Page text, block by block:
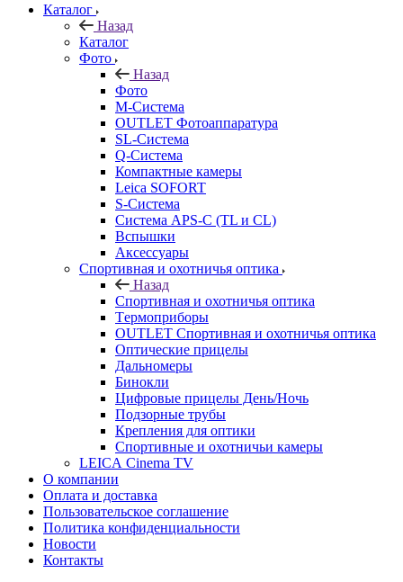
Каталог
Назад
Каталог
Фото
Назад
Фото
M-Система
OUTLET Фотоаппаратура
SL-Система
Q-Cистема
Компактные камеры
Leica SOFORT
S-Система
Система APS-C (TL и CL)
Вспышки
Аксессуары
Спортивная и охотничья оптика
Назад
Спортивная и охотничья оптика
Tермоприборы
OUTLET Спортивная и охотничья оптика
Оптические прицелы
Дальномеры
Бинокли
Цифровые прицелы День/Ночь
Подзорные трубы
Крепления для оптики
Спортивные и охотничьи камеры
LEICA Cinema TV
О компании
Оплата и доставка
Пользовательское соглашение
Политика конфиденциальности
Новости
Контакты